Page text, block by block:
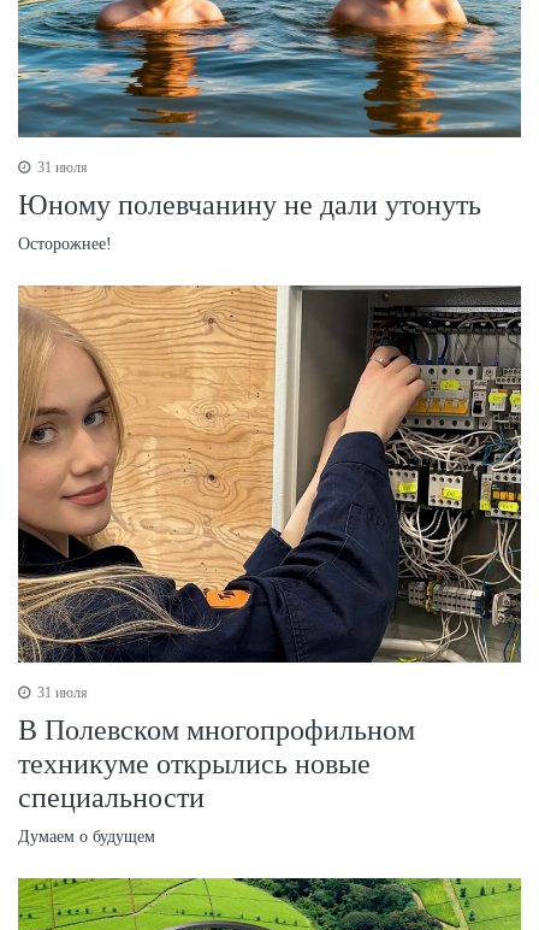
31 июля
Юному полевчанину не дали утонуть
Осторожнее!
31 июля
В Полевском многопрофильном
техникуме открылись новые
специальности
Думаем о будущем